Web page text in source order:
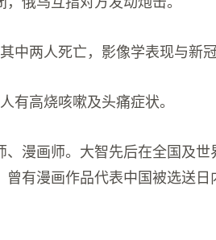
中两人死亡，影像学表现与新
有高烧咳嗽及头痛症状。
、漫画师。大智先后在全国及世
有漫画作品代表中国被选送日